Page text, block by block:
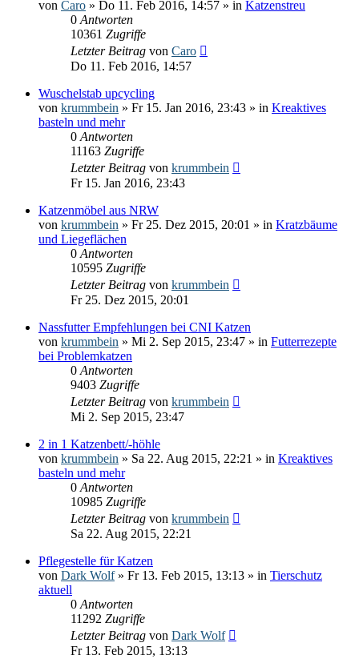
von Caro » Do 11. Feb 2016, 14:57 » in Katzenstreu
0 Antworten
10361 Zugriffe
Letzter Beitrag von Caro
Do 11. Feb 2016, 14:57
Wuschelstab upcycling
von krummbein » Fr 15. Jan 2016, 23:43 » in Kreaktives
basteln und mehr
0 Antworten
11163 Zugriffe
Letzter Beitrag von krummbein
Fr 15. Jan 2016, 23:43
Katzenmöbel aus NRW
von krummbein » Fr 25. Dez 2015, 20:01 » in Kratzbäume
und Liegeflächen
0 Antworten
10595 Zugriffe
Letzter Beitrag von krummbein
Fr 25. Dez 2015, 20:01
Nassfutter Empfehlungen bei CNI Katzen
von krummbein » Mi 2. Sep 2015, 23:47 » in Futterrezepte
bei Problemkatzen
0 Antworten
9403 Zugriffe
Letzter Beitrag von krummbein
Mi 2. Sep 2015, 23:47
2 in 1 Katzenbett/-höhle
von krummbein » Sa 22. Aug 2015, 22:21 » in Kreaktives
basteln und mehr
0 Antworten
10985 Zugriffe
Letzter Beitrag von krummbein
Sa 22. Aug 2015, 22:21
Pflegestelle für Katzen
von Dark Wolf» Fr 13. Feb 2015, 13:13 » in Tierschutz
aktuell
0 Antworten
11292 Zugriffe
Letzter Beitrag von Dark Wolf
Fr 13. Feb 2015, 13:13